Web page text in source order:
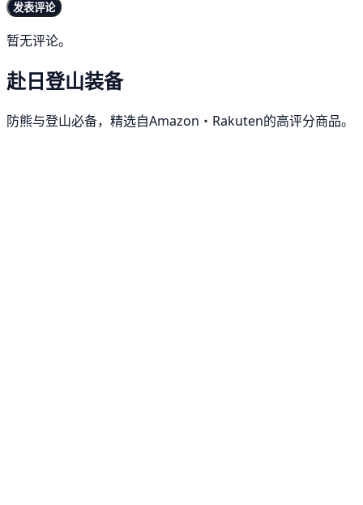
发表评论
暂无评论。
赴日登山装备
防熊与登山必备，精选自Amazon・Rakuten的高评分商品。